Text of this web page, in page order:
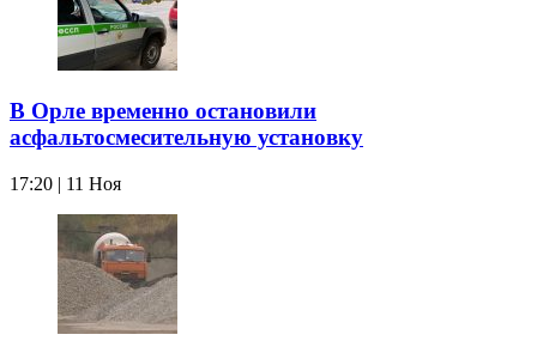
В Орле временно остановили
асфальтосмесительную установку
17:20 | 11 Ноя